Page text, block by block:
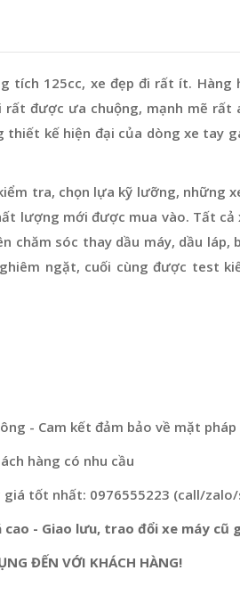
tích 125cc, xe đẹp đi rất ít.
rất được ưa chuộng, mạnh mẽ
kế hiện đại của dòng xe tay
tra, chọn lựa kỹ lưỡng, những
lượng mới được mua vào. Tất
chăm sóc thay dầu máy, dầu
ngặt, cuối cùng được test
- Cam kết đảm bảo về mặt pháp
hàng có nhu cầu
tốt nhất: 0976555223 (call/
- Giao lưu, trao đổi xe máy cũ
ĐẾN VỚI KHÁCH HÀNG!